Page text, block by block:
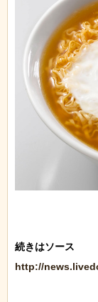
http://